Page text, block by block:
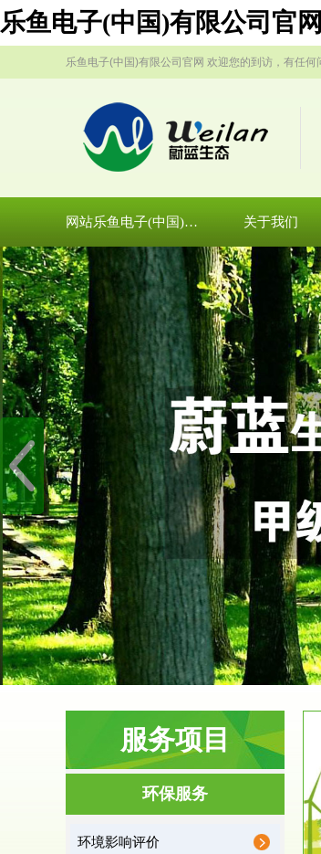
乐鱼电子(中国)有限公司官网
乐鱼电子(中国)有限公司官网 欢迎您的到访，有任何
网站乐鱼电子(中国)有限公司官网 关于我们
服务项目
环保服务
环境影响评价
服务范围
环境影响评价
据《中华人民共和国环境保护法》第十九条 编制